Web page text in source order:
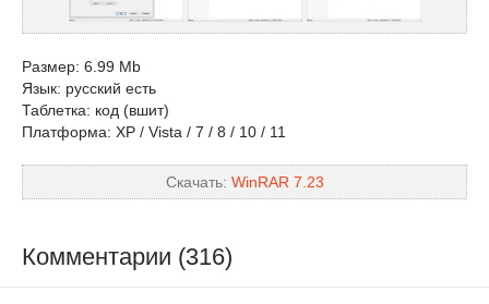
Размер: 6.99 Mb
Язык: русский есть
Таблетка: код (вшит)
Платформа: XP / Vista / 7 / 8 / 10 / 11
Скачать: WinRAR 7.23
Комментарии (316)